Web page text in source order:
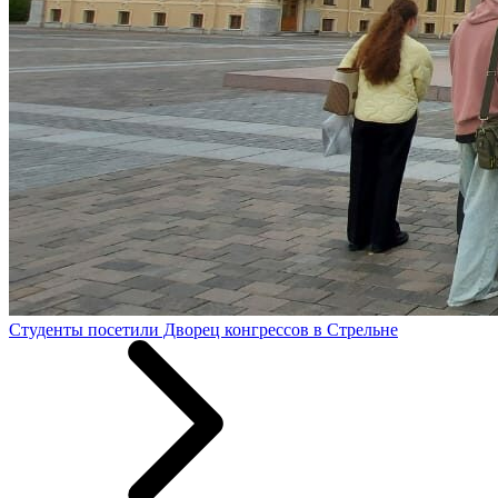
Студенты посетили Дворец конгрессов в Стрельне